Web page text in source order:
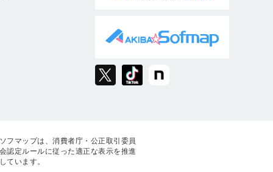
ソフマップは、消費者庁・公正取引委員
会認定ルールに従った適正な表示を推進
しています。